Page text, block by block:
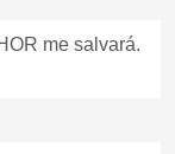
me salvará.